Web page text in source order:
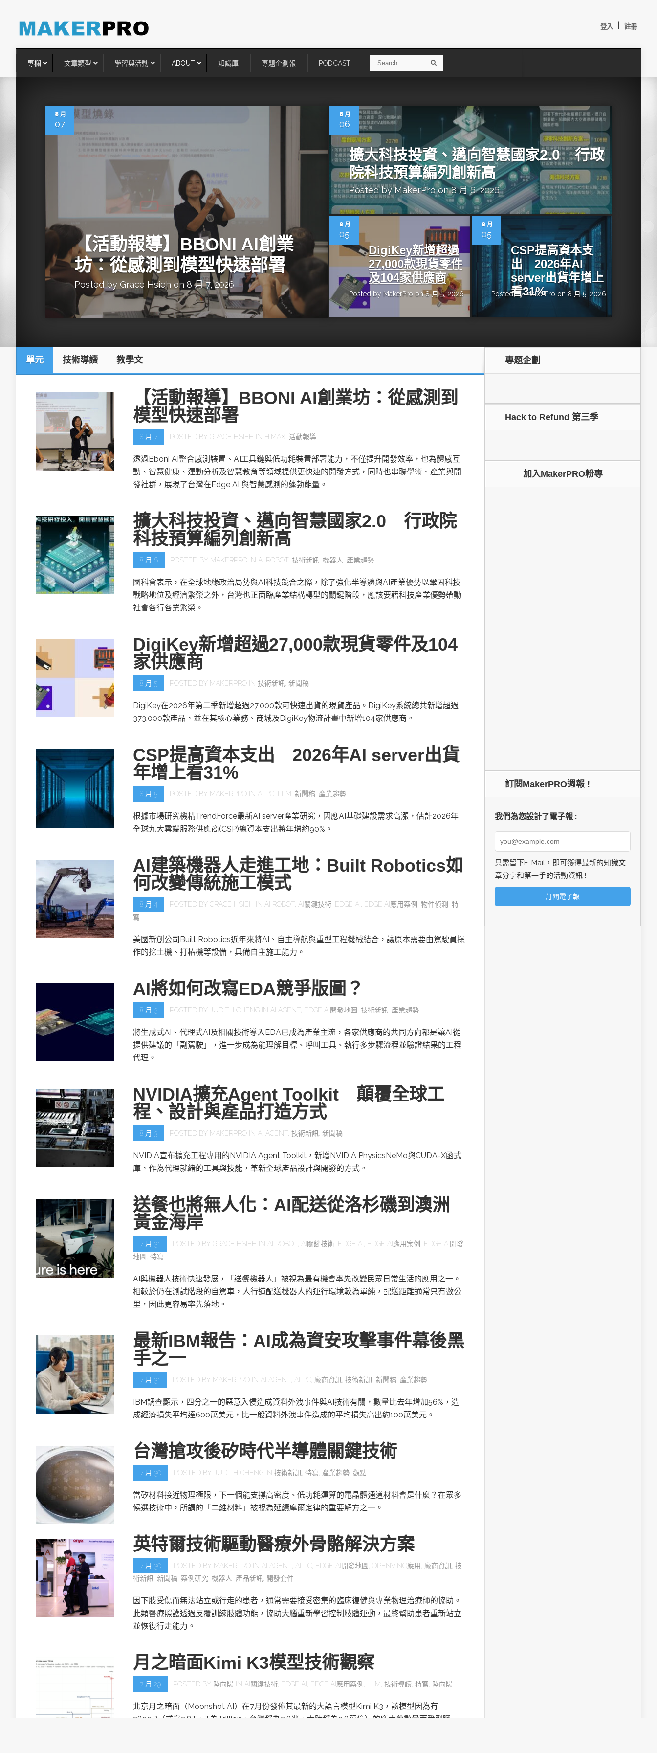
登入 註冊
專欄
英特爾技術驅動醫療外骨骼解決方案
【活動報導】Intel攜手生態系夥伴分享Edge AI機器
人應用部署實戰經驗
器人的關鍵
OpenVINO×ExecuTorch：解鎖英特爾架構AI PC模型
推論效能新境界
文章類型
台灣搶攻後矽時代半導體關鍵技
術
推探OpenAI Codex Micro專屬控
制器
元收購Synaptics布局邊緣智慧平
TensorFlow vs. PyTorch：AI框架
「公升級」Agentic AI方案比較：
Apple、NVIDIA、AMD
創客開發板AI加速晶片觀察
學習與活動 ABOUT 知識庫 專題企劃報 PODCAST
a
8 月
07
【活動報導】BBONI AI創業
坊：從感測到模型快速部署
Posted by Grace Hsieh on 8 月 7, 2026
8 月
06
擴大科技投資、邁向智慧國家2.0 行政
院科技預算編列創新高
Posted byMakerProon 8 月 6, 2026
8 月
05
DigiKey新增超過
27,000款現貨零件
及104家供應商
Posted by MakerPro on 8 月 5, 2026
8 月
05
CSP提高資本支
出 2026年AI
server出貨年增上
看31%
Posted byMakerPro on 8 月 5, 2026
單元 技術導讀 教學文
【活動報導】BBONI AI創業坊：從感測到
模型快速部署
8 月 7 POSTED BY GRACE HSIEH IN HIMAX 活動報導
透過Bboni AI整合感測裝置、AI工具鏈與低功耗裝置部署能力，不僅提升開發效率，也為體感互
動、智慧健康、運動分析及智慧教育等領域提供更快速的開發方式，同時也串聯學術、產業與開
發社群，展現了台灣在Edge AI 與智慧感測的蓬勃能量。
擴大科技投資、邁向智慧國家2.0 行政院
科技預算編列創新高
8 月 6 POSTED BY MAKERPRO IN AI ROBOT 技術新訊 機器人 產業趨勢
國科會表示，在全球地緣政治局勢與AI科技競合之際，除了強化半導體與AI產業優勢以鞏固科技
戰略地位及經濟繁榮之外，台灣也正面臨產業結構轉型的關鍵階段，應該要藉科技產業優勢帶動
社會各行各業繁榮。
DigiKey新增超過27,000款現貨零件及104
家供應商
8 月 5 POSTED BY MAKERPRO IN 技術新訊 新聞稿
DigiKey在2026年第二季新增超過27,000款可快速出貨的現貨產品。DigiKey系統總共新增超過
373,000款產品，並在其核心業務、商城及DigiKey物流計畫中新增104家供應商。
CSP提高資本支出 2026年AI server出貨
年增上看31%
8 月 5 POSTED BY MAKERPRO IN AI PC LLM 新聞稿 產業趨勢
根據市場研究機構TrendForce最新AI server產業研究，因應AI基礎建設需求高漲，估計2026年
全球九大雲端服務供應商(CSP)總資本支出將年增約90%。
AI建築機器人走進工地：Built Robotics如
何改變傳統施工模式
8 月 4 POSTED BY GRACE HSIEH IN AI ROBOT AI關鍵技術 EDGE AI EDGE AI應用案例 物件偵測
特
寫
美國新創公司Built Robotics近年來將AI、自主導航與重型工程機械結合，讓原本需要由駕駛員操
作的挖土機、打樁機等設備，具備自主施工能力。
AI將如何改寫EDA競爭版圖？
8 月 3 POSTED BY JUDITH CHENG IN AI AGENT EDGE AI開發地圖 技術新訊 產業趨勢
將生成式AI、代理式AI及相關技術導入EDA已成為產業主流，各家供應商的共同方向都是讓AI從
提供建議的「副駕駛」，進一步成為能理解目標、呼叫工具、執行多步驟流程並驗證結果的工程
代理。
NVIDIA擴充Agent Toolkit 顛覆全球工
程、設計與產品打造方式
8 月 3 POSTED BY MAKERPRO IN AI AGENT 技術新訊 新聞稿
NVIDIA宣布擴充工程專用的NVIDIA Agent Toolkit，新增NVIDIA PhysicsNeMo與CUDA-X函式
庫，作為代理就緒的工具與技能，革新全球產品設計與開發的方式。
送餐也將無人化：AI配送從洛杉磯到澳洲
黃金海岸
7 月 31 POSTED BY GRACE HSIEH IN AI ROBOT AI關鍵技術 EDGE AI EDGE AI應用案例 EDGE AI開發
地圖 特寫
AI與機器人技術快速發展，「送餐機器人」被視為最有機會率先改變民眾日常生活的應用之一。
相較於仍在測試階段的自駕車，人行道配送機器人的運行環境較為單純，配送距離通常只有數公
里，因此更容易率先落地。
最新IBM報告：AI成為資安攻擊事件幕後黑
手之一
7 月 31 POSTED BY MAKERPRO IN AI AGENT AI PC 廠商資訊 技術新訊 新聞稿 產業趨勢
IBM調查顯示，四分之一的惡意入侵造成資料外洩事件與AI技術有關，數量比去年增加56%，造
成經濟損失平均達600萬美元，比一般資料外洩事件造成的平均損失高出約100萬美元。
台灣搶攻後矽時代半導體關鍵技術
7 月 30 POSTED BY JUDITH CHENG IN 技術新訊 特寫 產業趨勢 觀點
當矽材料接近物理極限，下一個能支撐高密度、低功耗運算的電晶體通道材料會是什麼？在眾多
候選技術中，所謂的「二維材料」被視為延續摩爾定律的重要解方之一。
英特爾技術驅動醫療外骨骼解決方案
7 月 30 POSTED BY MAKERPRO IN AI AGENT AI PC EDGE AI開發地圖 OPENVINO應用 廠商資訊 技
術新訊 新聞稿 案例研究 機器人 產品新訊 開發套件
因下肢受傷而無法站立或行走的患者，通常需要接受密集的臨床復健與專業物理治療師的協助。
此類醫療照護透過反覆訓練肢體功能，協助大腦重新學習控制肢體運動，最終幫助患者重新站立
並恢復行走能力。
月之暗面Kimi K3模型技術觀察
7 月 29 POSTED BY 陸向陽 IN AI關鍵技術 EDGE AI EDGE AI應用案例 LLM 技術導讀 特寫 陸向陽
北京月之暗面（Moonshot AI）在7月份發佈其最新的大語言模型Kimi K3，該模型因為有
2800B（或寫2.8T，T為Trillion，台灣稱為2.8兆，大陸稱為2.8萬億）的龐大參數量而受到矚
專題企劃
Hack to Refund 第三季
加入MakerPRO粉專
訂閱MakerPRO週報 !
我們為您設計了電子報 :
只需留下E-Mail，即可獲得最新的知識文
章分享和第一手的活動資訊 !